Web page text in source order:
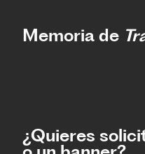
Memoria de
¿Quieres